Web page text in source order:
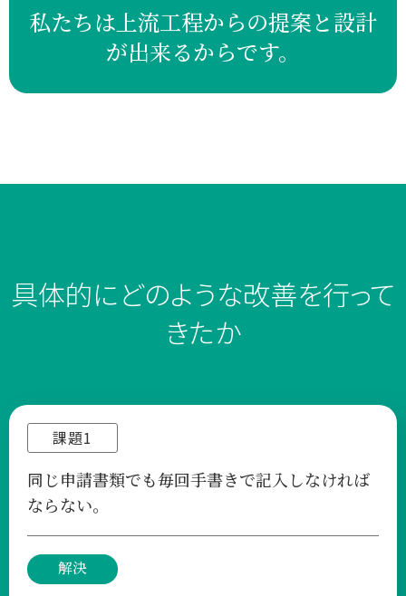
私たちは上流工程からの提案と設計
が出来るからです。
具体的にどのような改善を行って
きたか
課題1
同じ申請書類でも毎回手書きで記入しなければ
ならない。
解決